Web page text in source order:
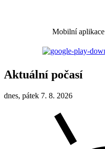
Mobilní aplikace
Aktuální počasí
dnes, pátek 7. 8. 2026